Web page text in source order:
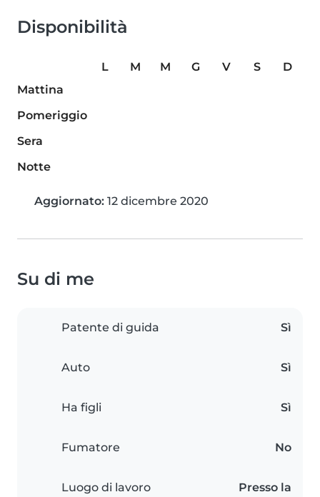
Disponibilità
L M M G V S
D
Mattina
Pomeriggio
Sera
Notte
Aggiornato: 12 dicembre 2020
Su di me
Patente di guida Sì
Auto Sì
Ha figli Sì
Fumatore No
Luogo di lavoro
Presso la